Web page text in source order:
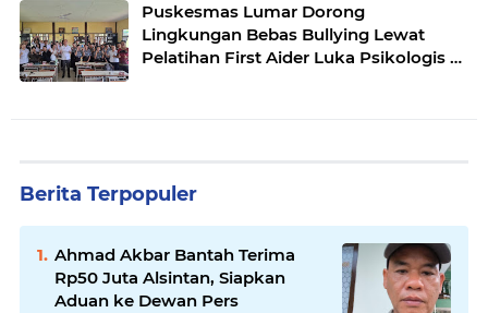
Puskesmas Lumar Dorong
Lingkungan Bebas Bullying Lewat
Pelatihan First Aider Luka Psikologis di
Berita Terpopuler
Ahmad Akbar Bantah Terima
Rp50 Juta Alsintan, Siapkan
Aduan ke Dewan Pers